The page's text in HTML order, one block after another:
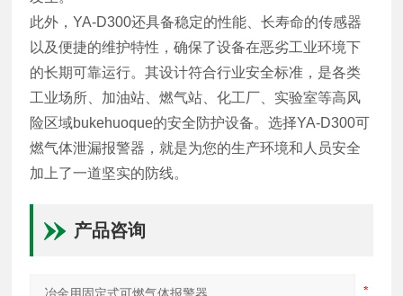
此外，YA-D300还具备稳定的性能、长寿命的传感器
以及便捷的维护特性，确保了设备在恶劣工业环境下
的长期可靠运行。其设计符合行业安全标准，是各类
工业场所、加油站、燃气站、化工厂、实验室等高风
险区域bukehuoque的安全防护设备。选择YA-D300可
燃气体泄漏报警器，就是为您的生产环境和人员安全
加上了一道坚实的防线。
产品咨询